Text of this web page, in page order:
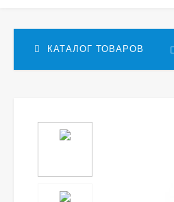
КАТАЛОГ ТОВАРОВ